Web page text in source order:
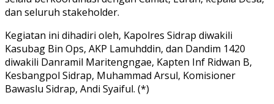
dan seluruh stakeholder.
Kegiatan ini dihadiri oleh, Kapolres Sidrap diwakili
Kasubag Bin Ops, AKP Lamuhddin, dan Dandim 1420
diwakili Danramil Maritengngae, Kapten Inf Ridwan B,
Kesbangpol Sidrap, Muhammad Arsul, Komisioner
Bawaslu Sidrap, Andi Syaiful. (*)